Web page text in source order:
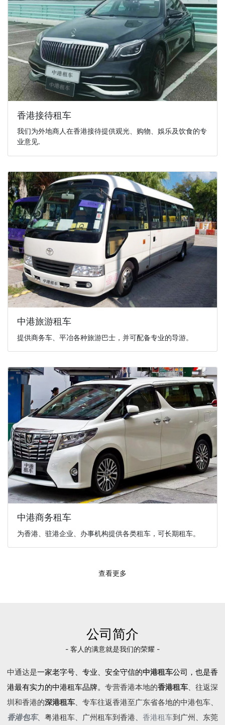
香港接待租车
我们为外地商人在香港接待提供观光、购物、娛乐及饮食的专
业意见.
中港旅游租车
提供商务车、平冶各种旅游巴士，并可配备专业的导游。
中港商务租车
为香港、驻港企业、办事机构提供各类租车，可长期租车。
查看更多
公司简介
- 客人的满意就是我们的荣耀 -
中通达是一家老字号、专业、安全守信的中港租车公司，也是香
港最有实力的中港租车品牌。 专营香港本地的香港租车、往返深
圳和香港的深港租车、专车往返香港至广东省各地的中港包车、
香港包车、 粤港租车、广州租车到香港、 香港租车到广州、东莞